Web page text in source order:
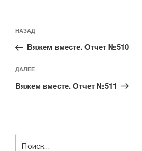
по
записям
Предыдущая
запись:
НАЗАД
Вяжем вместе. Отчет №510
Следующая
запись
ДАЛЕЕ
Вяжем вместе. Отчет №511